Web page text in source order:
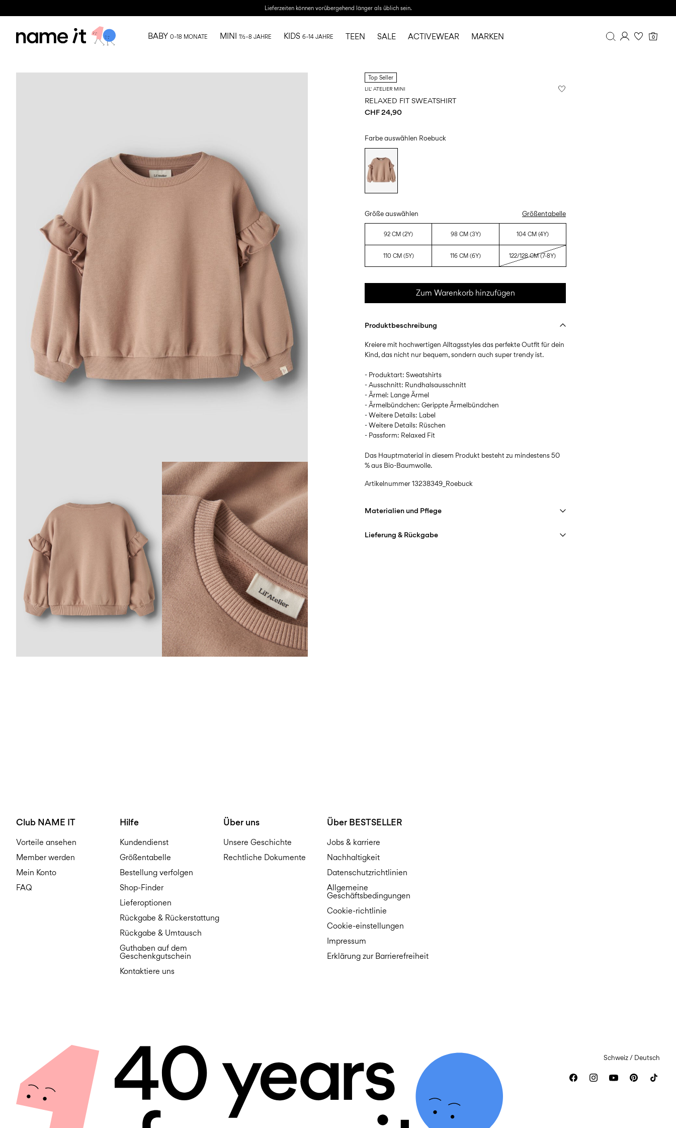
Lieferzeiten können vorübergehend länger als üblich sein.
0
BABY 0–18 MONATE MINI 1½–8 JAHRE KIDS 6–14 JAHRE TEEN SALE ACTIVEWEAR MARKEN
Top Seller
LIL' ATELIER MINI
RELAXED FIT SWEATSHIRT
CHF 24,90
Farbe auswählen Roebuck
Größe auswählen Größentabelle
92 CM (2Y) 98 CM (3Y) 104 CM (4Y)
110 CM (5Y) 116 CM (6Y) 122/128 CM (7-8Y)
Zum Warenkorb hinzufügen
Produktbeschreibung
Kreiere mit hochwertigen Alltagsstyles das perfekte Outfit für dein
Kind, das nicht nur bequem, sondern auch super trendy ist.
- Produktart: Sweatshirts
- Ausschnitt: Rundhalsausschnitt
- Ärmel: Lange Ärmel
- Ärmelbündchen: Gerippte Ärmelbündchen
- Weitere Details: Label
- Weitere Details: Rüschen
- Passform: Relaxed Fit
Das Hauptmaterial in diesem Produkt besteht zu mindestens 50
% aus Bio-Baumwolle.
Artikelnummer13238349_Roebuck
Materialien und Pflege
Lieferung & Rückgabe
Club NAME IT
Vorteile ansehen
Member werden
Mein Konto
FAQ
Hilfe
Kundendienst
Größentabelle
Bestellung verfolgen
Shop-Finder
Lieferoptionen
Rückgabe & Rückerstattung
Rückgabe & Umtausch
Guthaben auf dem
Geschenkgutschein
Kontaktiere uns
Über uns
Unsere Geschichte
Rechtliche Dokumente
Über BESTSELLER
Jobs & karriere
Nachhaltigkeit
Datenschutzrichtlinien
Allgemeine
Geschäftsbedingungen
Cookie-richtlinie
Cookie-einstellungen
Impressum
Erklärung zur Barrierefreiheit
Schweiz / Deutsch